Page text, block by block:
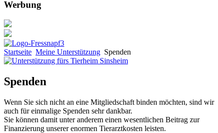
Werbung
Startseite Meine Unterstützung Spenden
Spenden
Wenn Sie sich nicht an eine Mitgliedschaft binden möchten, sind wir
auch für einmalige Spenden sehr dankbar.
Sie können damit unter anderem einen wesentlichen Beitrag zur
Finanzierung unserer enormen Tierarztkosten leisten.